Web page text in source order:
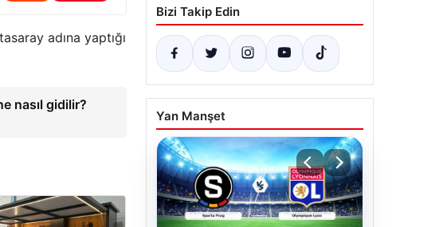
adına yaptığı
nasıl gidilir?
Bizi Takip Edin
Yan Manşet